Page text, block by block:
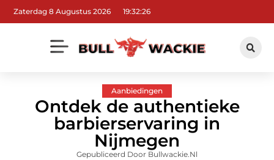
Zaterdag 8 Augustus 2026 19:32:27
Aanbiedingen
Ontdek de authentieke
barbierservaring in
Nijmegen
Gepubliceerd Door Bullwackie.nl